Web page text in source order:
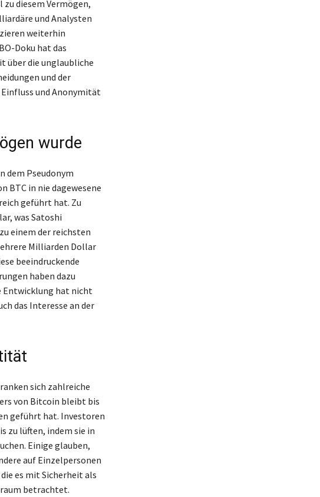
diesem Vermögen,
und Analysten
weiterhin
Doku hat das
über die unglaubliche
und der
und Anonymität
wurde
dem Pseudonym
BTC in nie dagewesene
geführt hat. Zu
was Satoshi
einem der reichsten
Milliarden Dollar
beeindruckende
haben dazu
Entwicklung hat nicht
das Interesse an der
sich zahlreiche
von Bitcoin bleibt bis
geführt hat. Investoren
zu lüften, indem sie in
Einige glauben,
auf Einzelpersonen
es mit Sicherheit als
betrachtet.